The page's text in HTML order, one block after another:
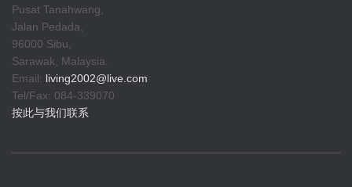
Pusat Tanahwang,
Jalan Pedada,
96000 Sibu,
Sarawak, Malaysia.
Email: living2002@live.com
Tel/Fax: 084-339070
按此与我们联系